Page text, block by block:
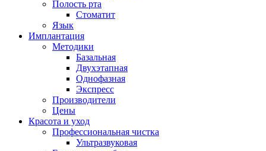
Полость рта
Стоматит
Язык
Имплантация
Методики
Базальная
Двухэтапная
Однофазная
Экспресс
Производители
Цены
Красота и уход
Профессиональная чистка
Ультразвуковая